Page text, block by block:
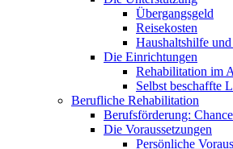
Übergangsgeld
Reisekosten
Haushaltshilfe
Die Einrichtungen
Rehabilitation im
Selbst beschaffte
Berufliche Rehabilitation
Berufsförderung:
Die Voraussetzungen
Persönliche